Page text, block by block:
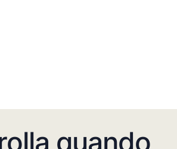
quando